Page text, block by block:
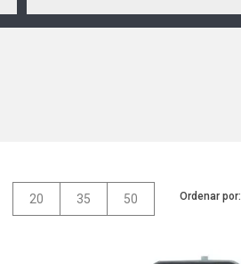
20 35 50 Ordenar por: